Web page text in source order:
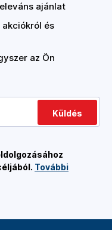
ajánlat
akciókról és
az Ön
Küldés
További